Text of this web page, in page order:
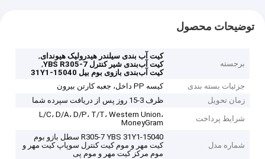
توضیحات محصول
برجسته
کیت آب بندی سیلندر هیدرولیک هیوندای,
کیت آب‌بندی شیر کنترل YBS R305-7
,
کیت آب‌بندی بازوی بوم بیل 31Y1-15040
جزئیات بسته بندی
کیسه PP داخل، جعبه کارتن بیرون
زمان تحویل
ظرف 3-15 روز پس از دریافت سپرده شما
شرایط پرداخت
L/C، D/A، D/P، T/T، Western Union،
MoneyGram
شماره مدل
R305-7 YBS 31Y1-15040 سطل بازو بوم
کیت مهر و موم کیت کنترل سوپاپ کیت مهر و
موم مرکز کیت مهر و موم پی